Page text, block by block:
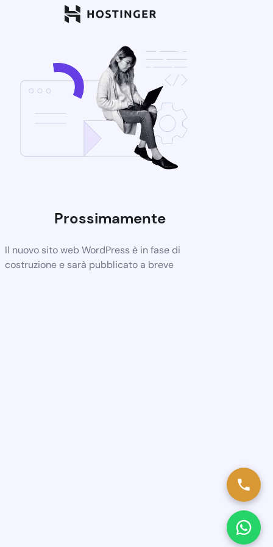
Prossimamente
Il nuovo sito web WordPress è in fase di
costruzione e sarà pubblicato a breve